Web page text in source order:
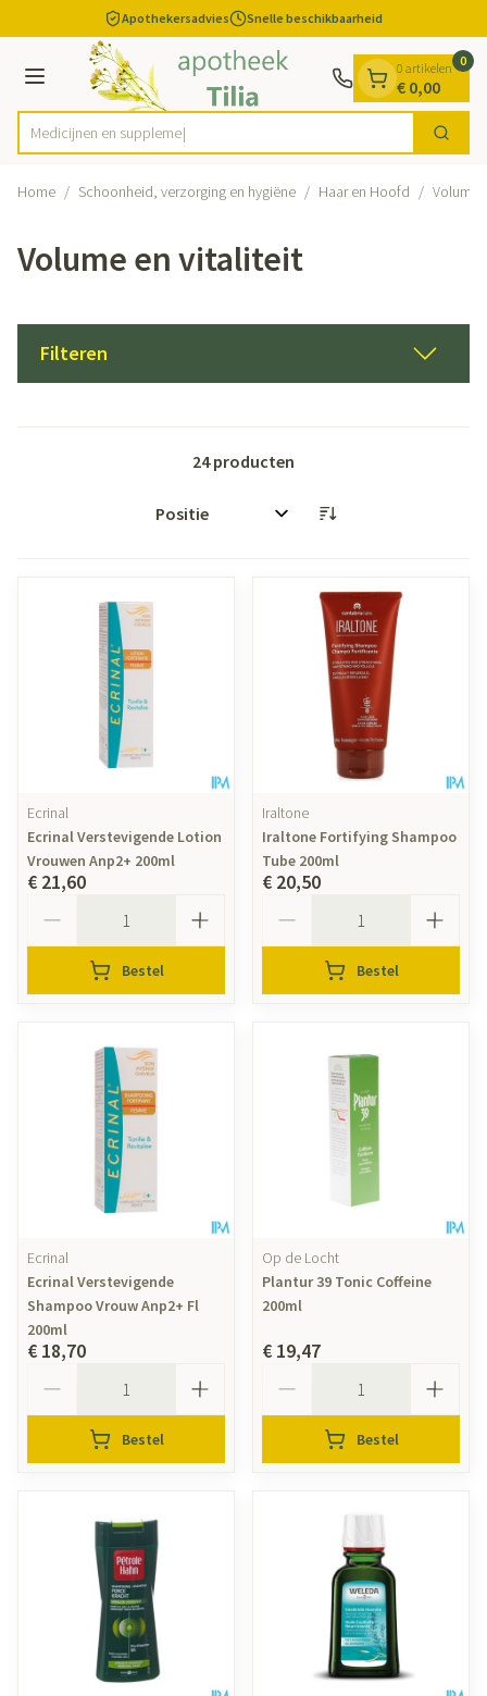
Ga naar de inhoudApothekersadvies Snelle beschikbaarheid
Menu
Product, merk, categorie...
Med Zoek
0 artikelen
€ 0,00
0
Home / Schoonheid, verzorging en hygiëne / Haar en Hoofd / Volume
Volume en vitaliteit
Filteren
24producten
Sorteer op:
Ecrinal
Ecrinal Verstevigende Lotion
Vrouwen Anp2+ 200ml
€ 21,60
Bestel
Iraltone
Iraltone Fortifying Shampoo
Tube 200ml
€ 20,50
Bestel
Ecrinal
Ecrinal Verstevigende
Shampoo Vrouw Anp2+ Fl
200ml
€ 18,70
Bestel
Op de Locht
Plantur 39 Tonic Coffeine
200ml
€ 19,47
Bestel